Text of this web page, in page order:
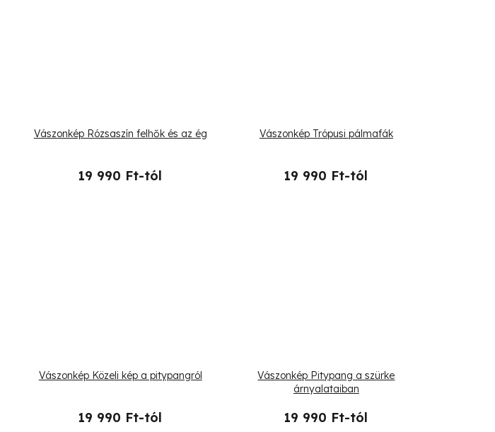
Vászonkép Rózsaszín felhők és az ég
19 990 Ft-tól
Vászonkép Trópusi pálmafák
19 990 Ft-tól
Vászonkép Közeli kép a pitypangról
19 990 Ft-tól
Vászonkép Pitypang a szürke
árnyalataiban
19 990 Ft-tól